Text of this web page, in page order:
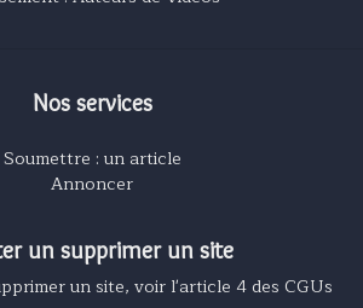
Nos services
Soumettre : un article
Annoncer
un supprimer un site
un site, voir l'article 4 des CGUs